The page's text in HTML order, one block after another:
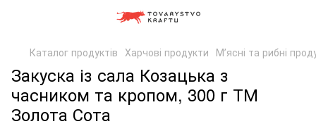
Каталог продуктів Харчові продукти Мʼясні та рибні
Закуска із сала Козацька з
часником та кропом, 300 г ТМ
Золота Сота